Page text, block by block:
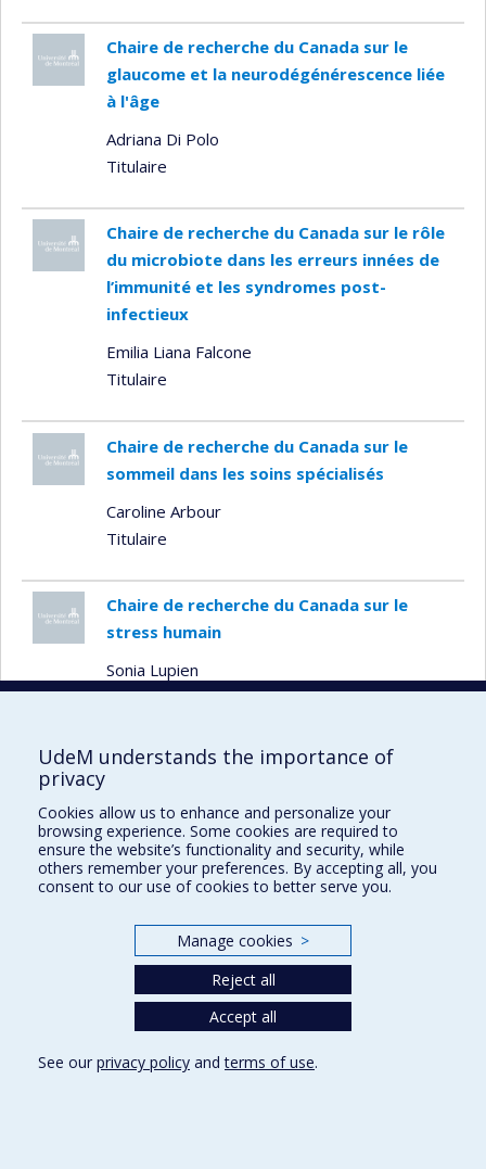
Chaire de recherche du Canada sur le
glaucome et la neurodégénérescence liée
à l'âge
Adriana Di Polo
Titulaire
Chaire de recherche du Canada sur le rôle
du microbiote dans les erreurs innées de
l’immunité et les syndromes post-
infectieux
Emilia Liana Falcone
Titulaire
Chaire de recherche du Canada sur le
sommeil dans les soins spécialisés
Caroline Arbour
Titulaire
Chaire de recherche du Canada sur le
stress humain
Sonia Lupien
Titulaire
Chaire de recherche du Canada sur le
applications en langage naturel
Jian-Yun Nie
Titulaire
Chaire de recherche du Canada sur les
applications émergentes de la
tomodensitométrie spectrale
Titulaire
UdeM understands the importance of
privacy
Cookies allow us to enhance and personalize your
browsing experience. Some cookies are required to
ensure the website’s functionality and security, while
others remember your preferences. By accepting all, you
consent to our use of cookies to better serve you.
Manage cookies >
Reject all
Accept all
See our privacy policy andterms of use.